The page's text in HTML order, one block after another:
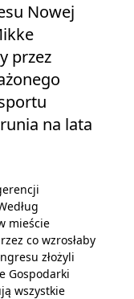
Nowej
przez
na lata
mieście
co wzrosłaby
złożyli
Gospodarki
wszystkie